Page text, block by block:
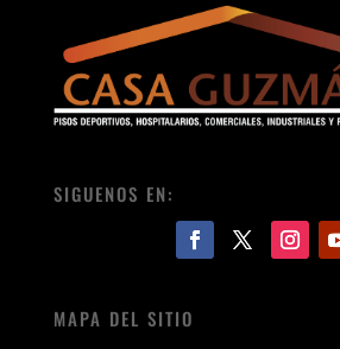
SIGUENOS EN:
MAPA DEL SITIO